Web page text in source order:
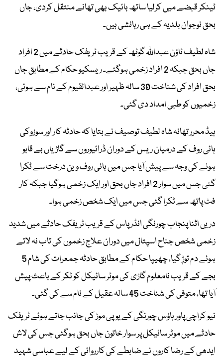
ٹینکر قبضے میں کرلیا ساتھ بائیک بھی تھانے منتقل کردی، جاں
بحق نوجوان بلدیہ کے ہی رہائشی ہیں۔
شاہ لطیف ٹاؤن عبداللہ گوٹھ کے قریب ٹریفک حادثے میں 2 افراد
جاں بحق جبکہ 2 افراد زخمی ہوگئے۔ ریسکیو حکام کے مطابق جاں
بحق افراد کی شناخت 30 سالہ ظہیر اور عبدالقیوم کے نام سے ہوئی،
زخمیوں کو طبی امداد دی گئی۔
ہیڈ محرر تھانہ شاہ لطیف توصیف نے بتایا کہ حادثہ کار اور سوزوکی
ہائی روف کے درمیان ریس کے دوران ڈرائیوروں سے گاڑیاں بے قابو
ہونے کی وجہ سے پیش آیا جس میں ہائی روف وین درخت سے ٹکرا
گئی جس میں سوار 2 افراد جاں بحق اور ایک زخمی ہوگیا جبکہ کار
فٹ پاتھ سے ٹکرا گئی جس میں ایک شخص زخمی ہوا۔
دریں اثنا پنجاب چورنگی انڈر پاس کے قریب ٹریفک حادثے میں شدید
زخمی شخص جناح اسپتال میں دوران علاج زخموں کی تاب نہ لاتے
ہوئے دم توڑٖ گیا، چھیپا حکام کے مطابق حادثہ جمعرات کی شام 5
بجے کے قریب نامعلوم گاڑی کی موٹر سائیکل کو ٹکر کے باعث پیش
آیا تھا، متوفی کی شناخت 45 سالہ عقیل کے نام سے کی گئی۔
نیو کراچی پاور ہاؤس چورنگی کے یوپی موڑ کی جانب جاتے ہوئے ٹریفک
حادثے میں موٹر سائیکل پر سوار خاتون جاں بحق ہوگئی جس کی لاش
ایدھی کے رضا کاروں نے ضابطے کی کارروائی کے لیے عباسی شہید